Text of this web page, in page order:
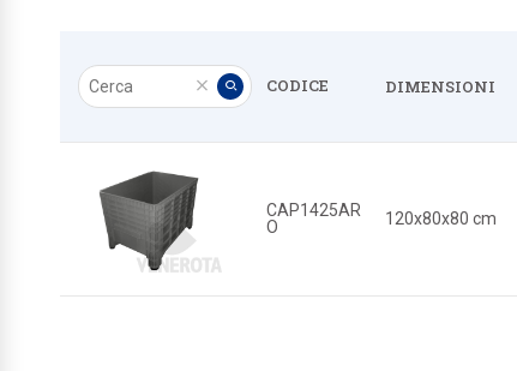
Applica
Pulisci CODICE DIMENSIONI
CAP1425AR
O
120x80x80 cm